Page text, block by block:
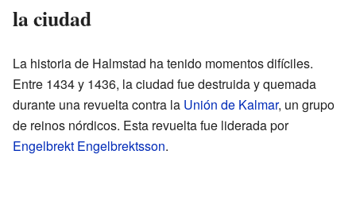
la ciudad
La historia de Halmstad ha tenido momentos difíciles.
Entre 1434 y 1436, la ciudad fue destruida y quemada
durante una revuelta contra la Unión de Kalmar, un grupo
de reinos nórdicos. Esta revuelta fue liderada por
Engelbrekt Engelbrektsson.